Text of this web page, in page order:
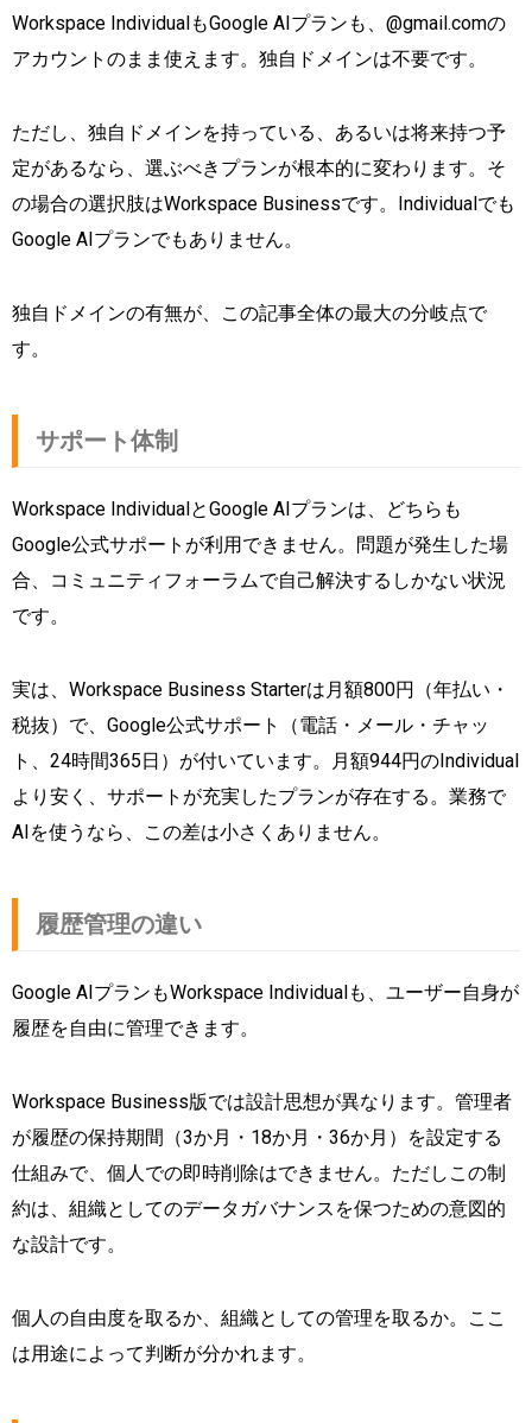
Workspace IndividualもGoogle AIプランも、@gmail.comの
アカウントのまま使えます。独自ドメインは不要です。
ただし、独自ドメインを持っている、あるいは将来持つ予
定があるなら、選ぶべきプランが根本的に変わります。そ
の場合の選択肢はWorkspace Businessです。Individualでも
Google AIプランでもありません。
独自ドメインの有無が、この記事全体の最大の分岐点で
す。
サポート体制
Workspace IndividualとGoogle AIプランは、どちらも
Google公式サポートが利用できません。問題が発生した場
合、コミュニティフォーラムで自己解決するしかない状況
です。
実は、Workspace Business Starterは月額800円（年払い・
税抜）で、Google公式サポート（電話・メール・チャッ
ト、24時間365日）が付いています。月額944円のIndividual
より安く、サポートが充実したプランが存在する。業務で
AIを使うなら、この差は小さくありません。
履歴管理の違い
Google AIプランもWorkspace Individualも、ユーザー自身が
履歴を自由に管理できます。
Workspace Business版では設計思想が異なります。管理者
が履歴の保持期間（3か月・18か月・36か月）を設定する
仕組みで、個人での即時削除はできません。ただしこの制
約は、組織としてのデータガバナンスを保つための意図的
な設計です。
個人の自由度を取るか、組織としての管理を取るか。ここ
は用途によって判断が分かれます。